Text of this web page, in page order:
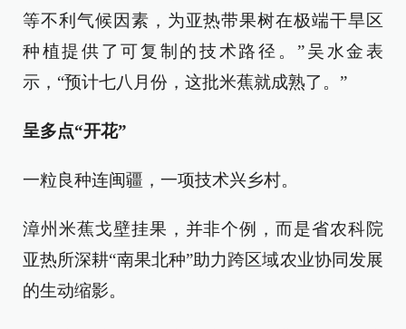
等不利气候因素，为亚热带果树在极端干旱区
种植提供了可复制的技术路径。”吴水金表
示，“预计七八月份，这批米蕉就成熟了。”
呈多点“开花”
一粒良种连闽疆，一项技术兴乡村。
漳州米蕉戈壁挂果，并非个例，而是省农科院
亚热所深耕“南果北种”助力跨区域农业协同发展
的生动缩影。